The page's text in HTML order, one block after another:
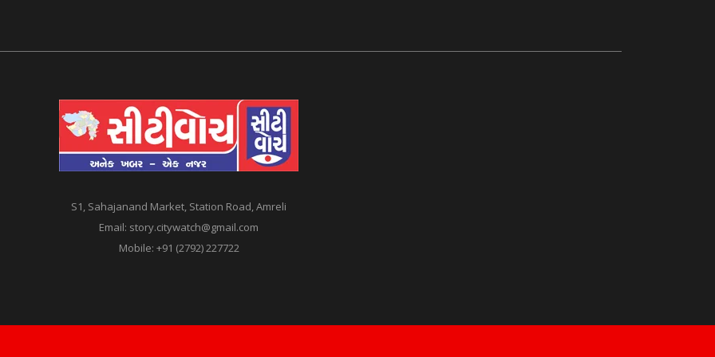
S1, Sahajanand Market, Station Road, Amreli
Email: story.citywatch@gmail.com
Mobile: +91 (2792) 227722